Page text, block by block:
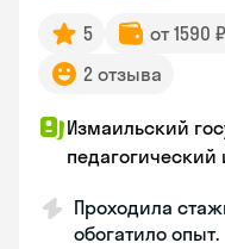
5 от 1590
2 отзыва
Измаильский
педагогический
Проходила
обогатило опыт.